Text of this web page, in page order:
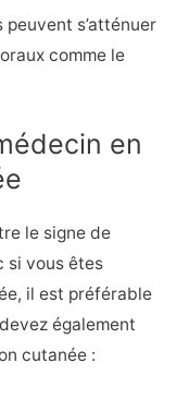
peuvent s’atténuer
comme le
en
le signe de
si vous êtes
il est préférable
également
cutanée :